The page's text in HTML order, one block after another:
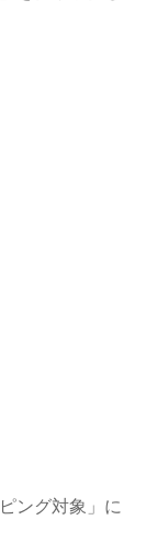
ング対象」に